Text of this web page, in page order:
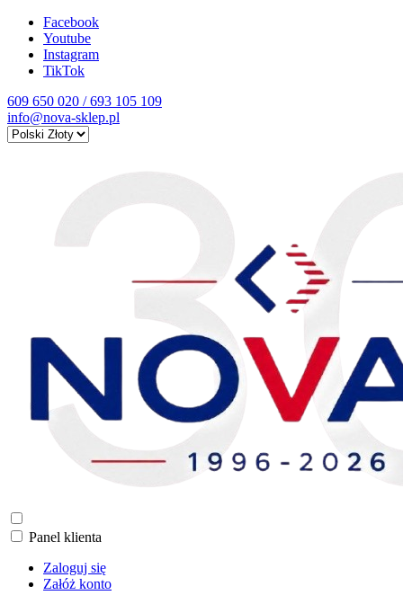
Facebook
Youtube
Instagram
TikTok
609 650 020 / 693 105 109
info@nova-sklep.pl
Panel klienta
Zaloguj się
Załóż konto